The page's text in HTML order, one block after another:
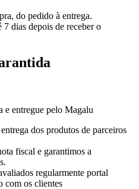
do pedido à entrega.
7 dias depois de receber o
e entregue pelo Magalu
dos produtos de parceiros
fiscal e garantimos a
regularmente portal
com os clientes